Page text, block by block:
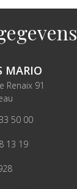
MARIO
Renaix 91
50 00
13 19